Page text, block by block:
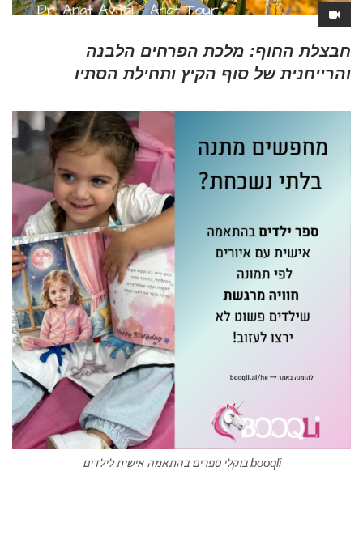
חבצלת החוף: מלכת הפרחים הלבנה
והרייחנית של סוף הקיץ ותחילת הסתיו
booqli בוקלי ספרים בהתאמה אישית לילדים